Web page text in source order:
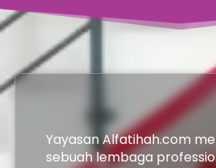
Yayasan Alfatihah.com
sebuah lembaga